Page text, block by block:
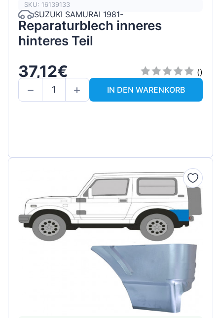
SKU: 16139133
SUZUKI SAMURAI 1981-
Reparaturblech inneres
hinteres Teil
37,12€
()
IN DEN WARENKORB